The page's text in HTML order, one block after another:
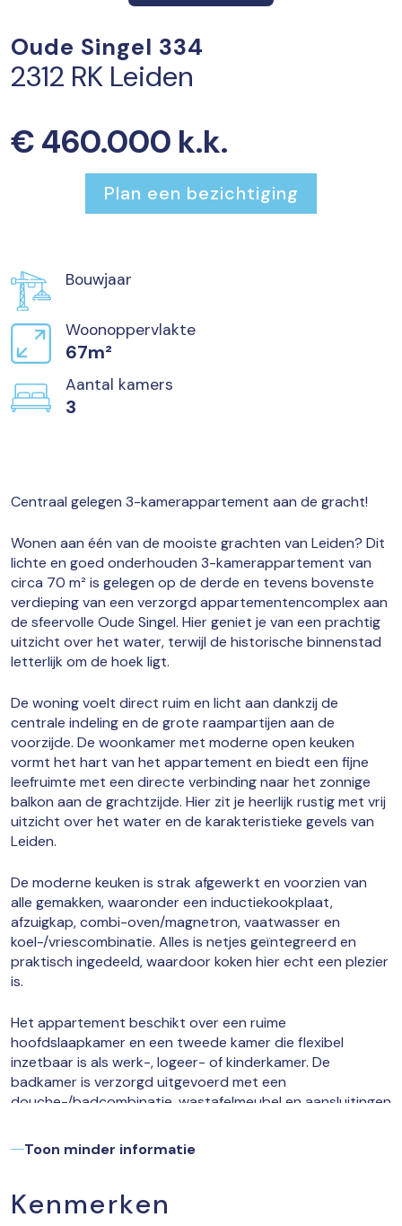
Oude Singel 334
2312 RK Leiden
€ 460.000 k.k.
Plan een bezichtiging
Bouwjaar
Woonoppervlakte
67m²
Aantal kamers
3
Centraal gelegen 3-kamerappartement aan de gracht!
Wonen aan één van de mooiste grachten van Leiden? Dit
lichte en goed onderhouden 3-kamerappartement van
circa 70 m² is gelegen op de derde en tevens bovenste
verdieping van een verzorgd appartementencomplex aan
de sfeervolle Oude Singel. Hier geniet je van een prachtig
uitzicht over het water, terwijl de historische binnenstad
letterlijk om de hoek ligt.
De woning voelt direct ruim en licht aan dankzij de
centrale indeling en de grote raampartijen aan de
voorzijde. De woonkamer met moderne open keuken
vormt het hart van het appartement en biedt een fijne
leefruimte met een directe verbinding naar het zonnige
balkon aan de grachtzijde. Hier zit je heerlijk rustig met vrij
uitzicht over het water en de karakteristieke gevels van
Leiden.
De moderne keuken is strak afgewerkt en voorzien van
alle gemakken, waaronder een inductiekookplaat,
afzuigkap, combi-oven/magnetron, vaatwasser en
koel-/vriescombinatie. Alles is netjes geïntegreerd en
praktisch ingedeeld, waardoor koken hier echt een plezier
is.
Het appartement beschikt over een ruime
hoofdslaapkamer en een tweede kamer die flexibel
inzetbaar is als werk-, logeer- of kinderkamer. De
badkamer is verzorgd uitgevoerd met een
douche-/badcombinatie, wastafelmeubel en aansluitingen
de hal bereikbaar.
ideaal voor fietsen en extra opslag.
Toon minder informatie
Kenmerken